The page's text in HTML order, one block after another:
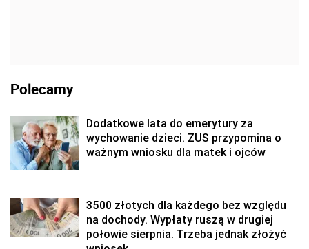
Polecamy
Dodatkowe lata do emerytury za
wychowanie dzieci. ZUS przypomina o
ważnym wniosku dla matek i ojców
3500 złotych dla każdego bez względu
na dochody. Wypłaty ruszą w drugiej
połowie sierpnia. Trzeba jednak złożyć